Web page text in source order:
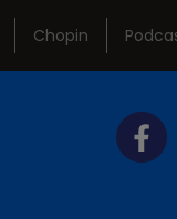
Chopin